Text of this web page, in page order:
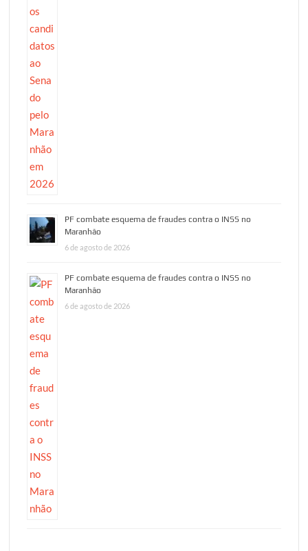
PF combate esquema de fraudes contra o INSS no
Maranhão
6 de agosto de 2026
PF combate esquema de fraudes contra o INSS no
Maranhão
6 de agosto de 2026